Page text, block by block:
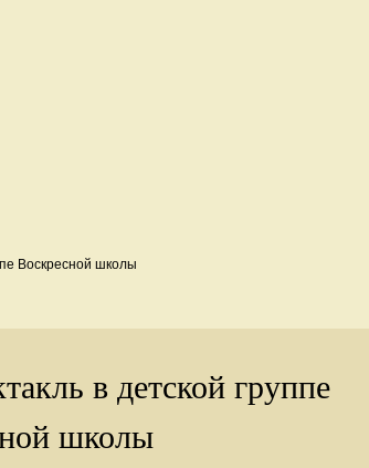
Воскресной школы
в детской группе
школы